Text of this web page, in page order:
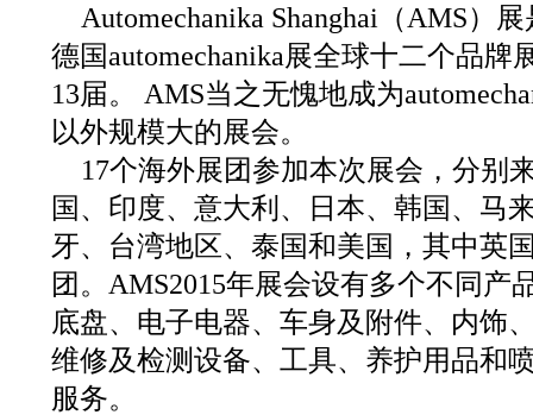
Automechanika Shanghai（AMS）
德国automechanika展全球十二个品牌
13届。 AMS当之无愧地成为
以外规模大的展会。
17个海外展团参加本次展会，分别
国、印度、意大利、日本、韩国、马
牙、台湾地区、泰国和美国，其中英
团。AMS2015年展会设有多个不同产
底盘、电子电器、车身及附件、内饰
维修及检测设备、工具、养护用品和
服务。